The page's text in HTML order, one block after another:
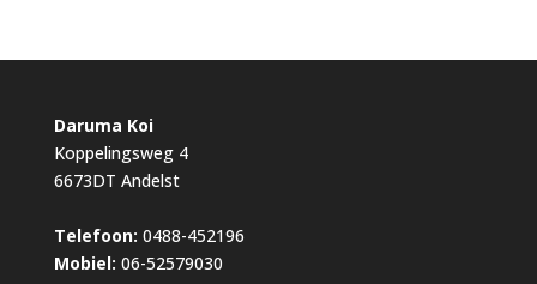
Daruma Koi
Koppelingsweg 4
6673DT Andelst
Telefoon: 0488-452196
Mobiel: 06-52579030